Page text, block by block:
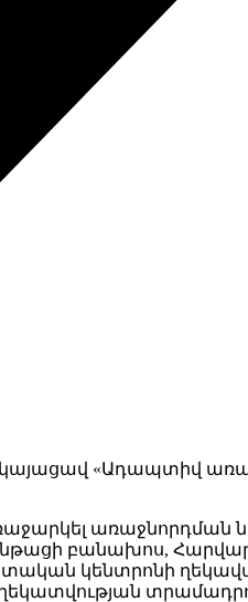
«Ադապտիվ
առաջնորդման
բանախոս,
կենտրոնի